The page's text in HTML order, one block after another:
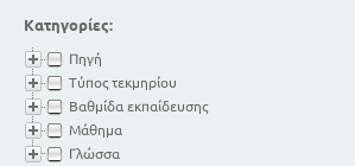
Κατηγορίες:
Πηγή
Τύπος τεκμηρίου
Βαθμίδα εκπαίδευσης
Μάθημα
Γλώσσα